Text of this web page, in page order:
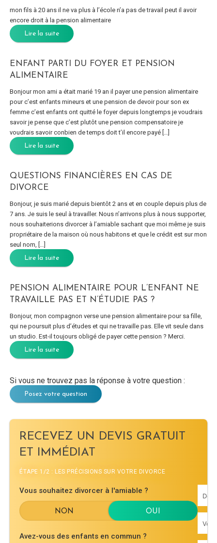
mon fils à 20 ans il ne va plus à l’école n’a pas de travail peut il avoir
encore droit à la pension alimentaire
Lire la suite
ENFANT PARTI DU FOYER ET PENSION
ALIMENTAIRE
Bonjour mon ami a était marié 19 an il payer une pension alimentaire
pour c’est enfants mineurs et une pension de devoir pour son ex
femme c’est enfants ont quitté le foyer depuis longtemps je voudrais
savoir je pense que c’est plutôt une pension compensatoire je
voudrais savoir conbien de temps doit t’il encore payé […]
Lire la suite
QUESTIONS FINANCIÈRES EN CAS DE
DIVORCE
Bonjour, je suis marié depuis bientôt 2 ans et en couple depuis plus de
7 ans. Je suis le seul à travailler. Nous n’arrivons plus à nous supporter,
nous souhaiterions divorcer à l’amiable sachant que moi même je suis
propriétaire de la maison où nous habitons et que le crédit est sur mon
seul nom, […]
Lire la suite
PENSION ALIMENTAIRE POUR L’ENFANT NE
TRAVAILLE PAS ET N’ÉTUDIE PAS ?
Bonjour, mon compagnon verse une pension alimentaire pour sa fille,
qui ne poursuit plus d’études et qui ne travaille pas. Elle vit seule dans
un studio. Est-il toujours obligé de payer cette pension ? Merci.
Lire la suite
Si vous ne trouvez pas la réponse à votre question :
Posez votre question
RECEVEZ UN DEVIS GRATUIT
ET IMMÉDIAT
ÉTAPE 1/2 : LES PRÉCISIONS SUR VOTRE DIVORCE
Vous souhaitez divorcer à l'amiable ?
Avez-vous des enfants en commun ?